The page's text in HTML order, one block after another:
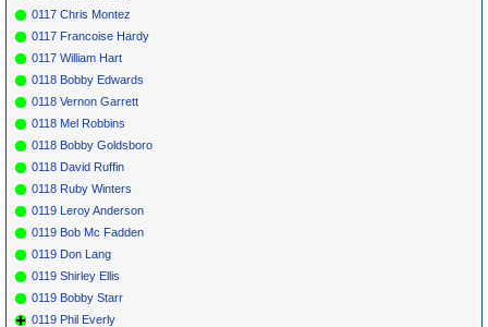
0117 Chris Montez
0117 Francoise Hardy
0117 William Hart
0118 Bobby Edwards
0118 Vernon Garrett
0118 Mel Robbins
0118 Bobby Goldsboro
0118 David Ruffin
0118 Ruby Winters
0119 Leroy Anderson
0119 Bob Mc Fadden
0119 Don Lang
0119 Shirley Ellis
0119 Bobby Starr
0119 Phil Everly